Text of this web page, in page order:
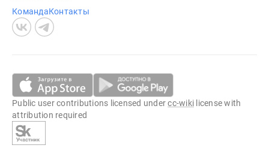
КомандаКонтакты
Public user contributions licensed undercc-wiki license with
attribution required